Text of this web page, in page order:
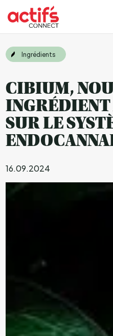
Ingrédients
CIBIUM,
INGRÉDIENT
SUR LE
16.09.2024